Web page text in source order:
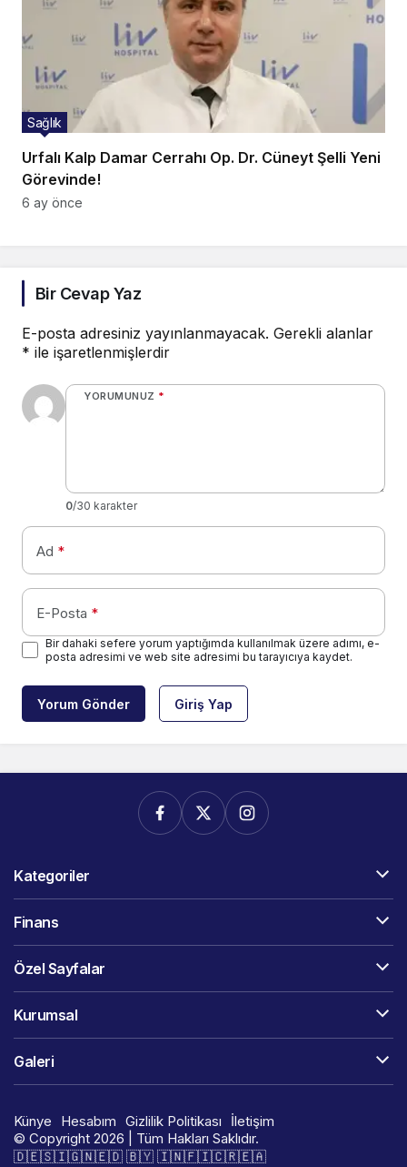
Urfalı Kalp Damar Cerrahı Op. Dr. Cüneyt Şelli Yeni
Görevinde!
Sağlık
6 ay önce
Bir Cevap Yaz
E-posta adresiniz yayınlanmayacak. Gerekli alanlar
* ile işaretlenmişlerdir
YORUMUNUZ *
0/30 karakter
Ad *
E-Posta *
Bir dahaki sefere yorum yaptığımda kullanılmak üzere adımı, e-
posta adresimi ve web site adresimi bu tarayıcıya kaydet.
Yorum Gönder Giriş Yap
Kategoriler
Finans
Özel Sayfalar
Kurumsal
Galeri
Künye Hesabım Gizlilik Politikası
İletişim
© Copyright 2026 | Tüm Hakları Saklıdır.
🇩​​​​​🇪​​​​​🇸​​​​​🇮​​​​​🇬​​​​​🇳​​​​​🇪​​​​​🇩​​​​​ 🇧​​​​​🇾​​​​​ 🇮​​​​​🇳​​​​​🇫​​​​​🇮​​​​​🇨​​​​​🇷​​​​​🇪​​​​​🇦​​​​​​​​​​